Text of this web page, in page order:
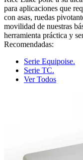
para aplicaciones que
con asas, ruedas
movilidad de nuestras
herramienta práctica y
Recomendadas:
Serie Equipoise.
Serie TC.
Ver Todos